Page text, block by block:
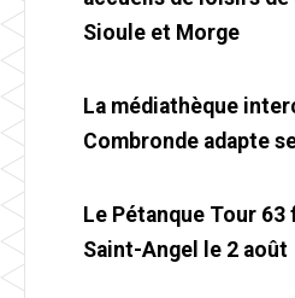
Sioule et Morge
La médiathèque
Combronde adapte
Le Pétanque Tour 63
Saint-Angel le 2 août